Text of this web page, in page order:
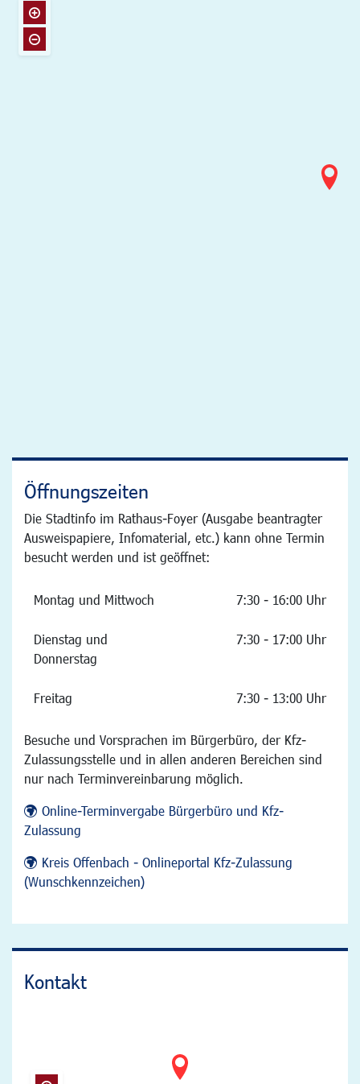
Öffnungszeiten
Die Stadtinfo im Rathaus-Foyer (Ausgabe beantragter
Ausweispapiere, Infomaterial, etc.) kann ohne Termin
besucht werden und ist geöffnet:
Montag und Mittwoch 7:30 - 16:00 Uhr
Dienstag und
Donnerstag
7:30 - 17:00 Uhr
Freitag 7:30 - 13:00 Uhr
Besuche und Vorsprachen im Bürgerbüro, der Kfz-
Zulassungsstelle und in allen anderen Bereichen sind
nur nach Terminvereinbarung möglich.
Online-Terminvergabe Bürgerbüro und Kfz-
Zulassung
Kreis Offenbach - Onlineportal Kfz-Zulassung
(Wunschkennzeichen)
Kontakt